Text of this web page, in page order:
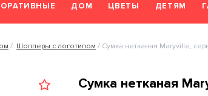
ДОМ ЦВЕТЫ ДЕТЯМ
Шопперы с логотипом Сумка нетканая Maryville,
Сумка нетканая